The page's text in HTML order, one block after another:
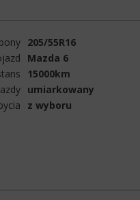
205/55R16
Mazda 6
15000km
umiarkowany
z wyboru